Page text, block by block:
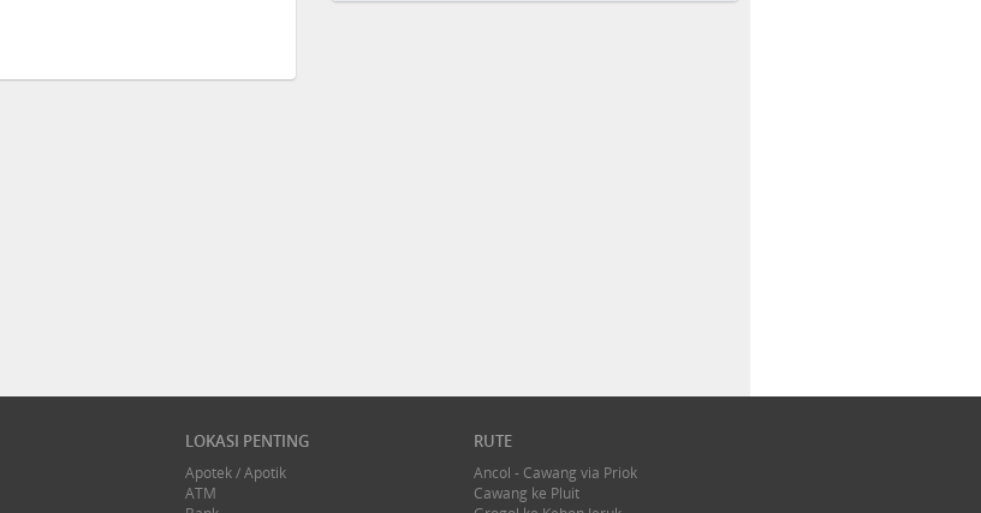
LOKASI PENTING
Apotek / Apotik
ATM
RUTE
Ancol - Cawang via Priok
Cawang ke Pluit